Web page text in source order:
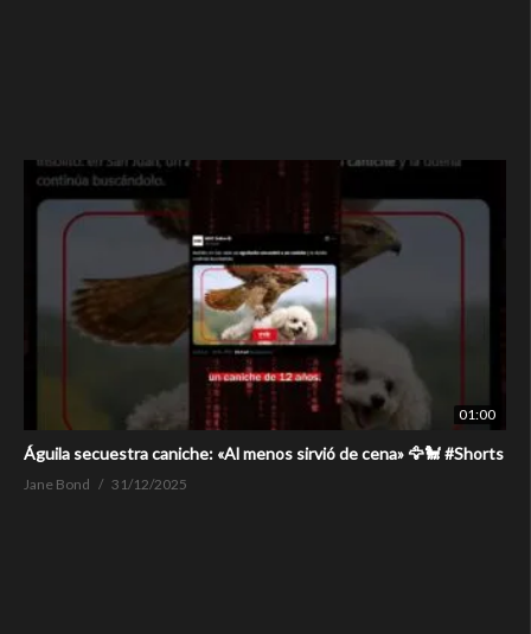
01:00
Águila secuestra caniche: «Al menos sirvió de cena» 🦅🐩 #Shorts
Jane Bond 31/12/2025